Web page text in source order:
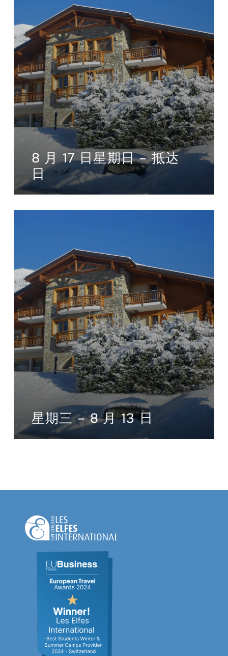
8 月 17 日星期日 – 抵达
日
星期三 – 8 月 13 日